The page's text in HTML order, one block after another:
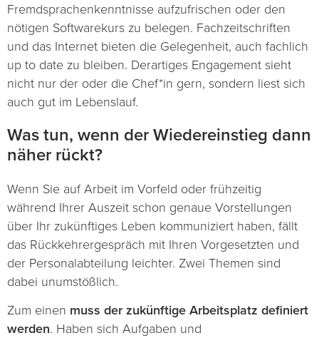
Fremdsprachenkenntnisse aufzufrischen oder den
nötigen Softwarekurs zu belegen. Fachzeitschriften
und das Internet bieten die Gelegenheit, auch fachlich
up to date zu bleiben. Derartiges Engagement sieht
nicht nur der oder die Chef*in gern, sondern liest sich
auch gut im Lebenslauf.
Was tun, wenn der Wiedereinstieg dann
näher rückt?
Wenn Sie auf Arbeit im Vorfeld oder frühzeitig
während Ihrer Auszeit schon genaue Vorstellungen
über Ihr zukünftiges Leben kommuniziert haben, fällt
das Rückkehrergespräch mit Ihren Vorgesetzten und
der Personalabteilung leichter. Zwei Themen sind
dabei unumstößlich.
Zum einen muss der zukünftige Arbeitsplatz definiert
werden. Haben sich Aufgaben und